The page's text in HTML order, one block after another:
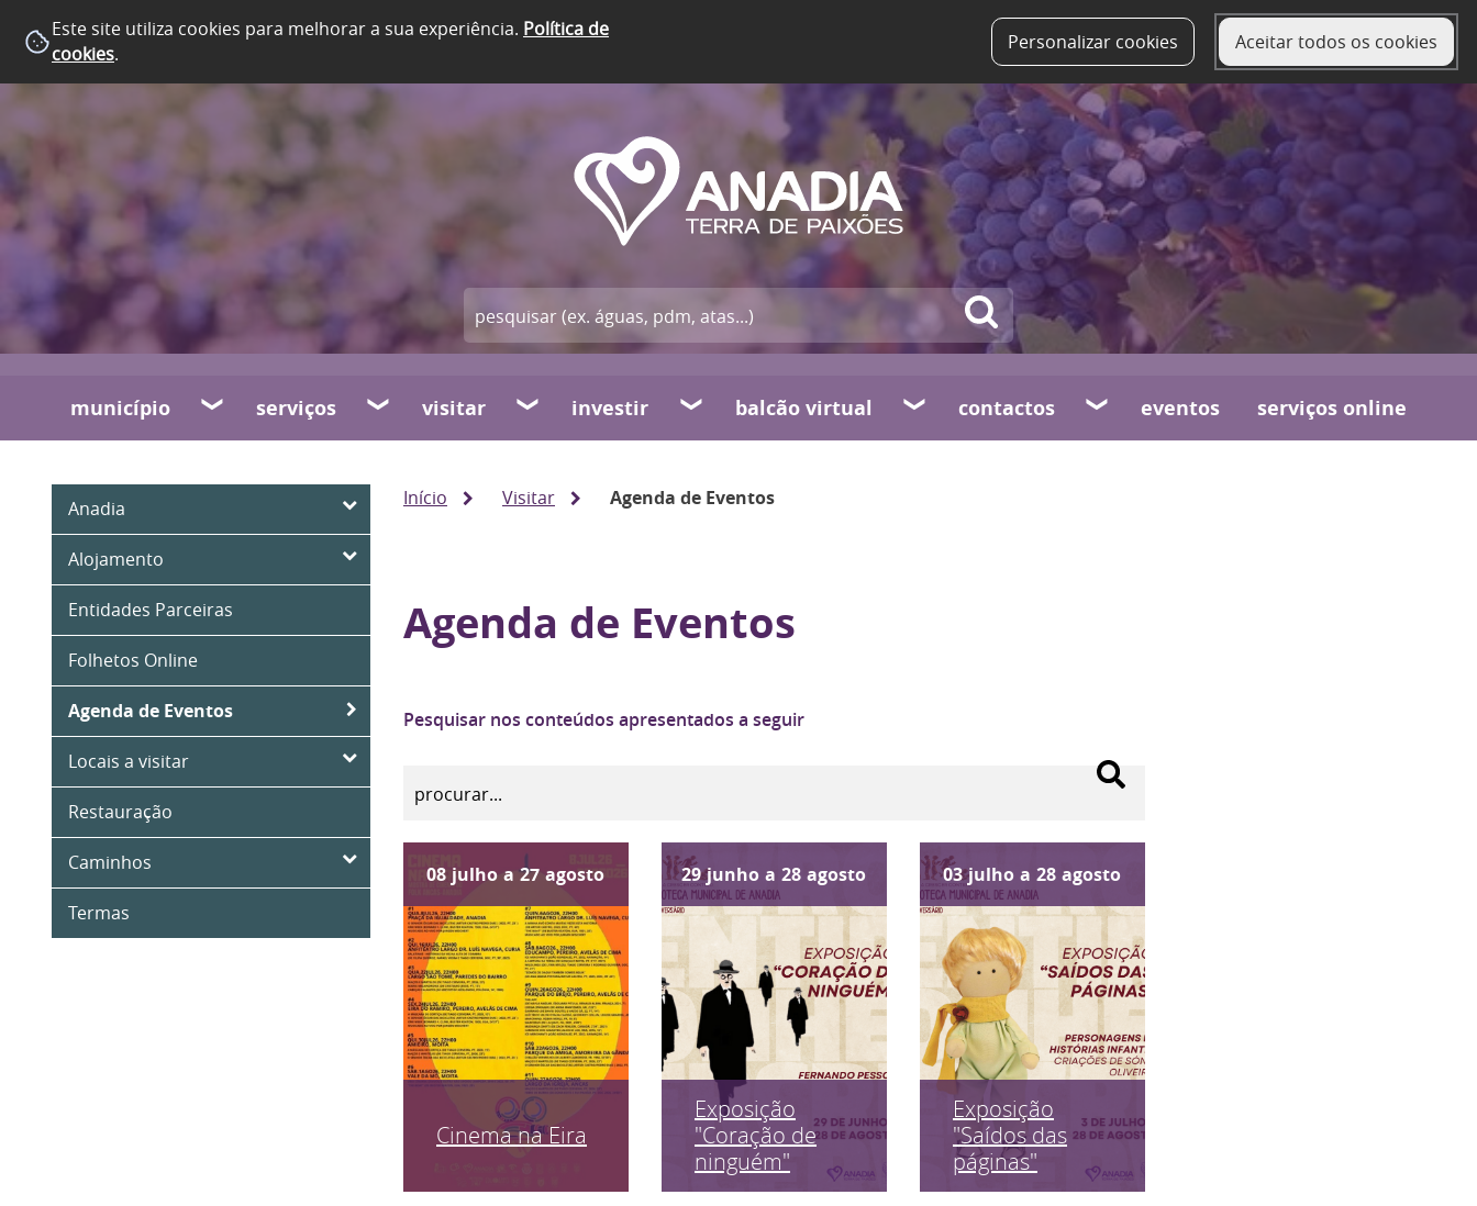
Este site utiliza cookies para melhorar a sua experiência. Política de
cookies. Personalizar cookies Aceitar todos os cookies
município serviços visitar investir balcão virtual contactos eventos serviços online
Anadia
Alojamento
Entidades Parceiras
Folhetos Online
Agenda de Eventos
Locais a visitar
Restauração
Caminhos
Termas
Início Visitar Agenda de Eventos
Agenda de Eventos
Pesquisar nos conteúdos apresentados a seguir
08 julho a 27 agosto
Cinema na Eira
29 junho a 28 agosto
Exposição
"Coração de
ninguém"
03 julho a 28 agosto
Exposição
"Saídos das
páginas"